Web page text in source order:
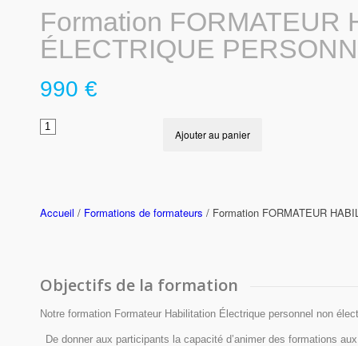
Formation FORMATEUR
ÉLECTRIQUE
990 €
Ajouter au panier
Accueil / Formations de formateurs / Formation FORMATEUR
Objectifs de la formation
Notre formation Formateur Habilitation Électrique personnel non
De donner aux participants la capacité d’animer des formations